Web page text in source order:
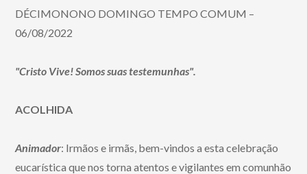
DÉCIMONONO DOMINGO TEMPO COMUM –
06/08/2022
"Cristo Vive! Somos suas testemunhas".
ACOLHIDA
Animador: Irmãos e irmãs, bem-vindos a esta celebração
eucarística que nos torna atentos e vigilantes em comunhão